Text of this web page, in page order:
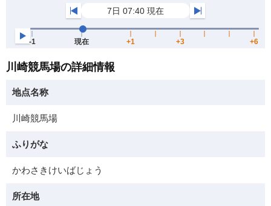
川崎競馬場の詳細情報
地点名称
川崎競馬場
ふりがな
かわさきけいばじょう
所在地